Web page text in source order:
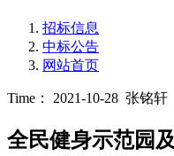
招标信息
中标公告
网站首页
Time： 2021-10-28 张铭轩
全民健身示范园